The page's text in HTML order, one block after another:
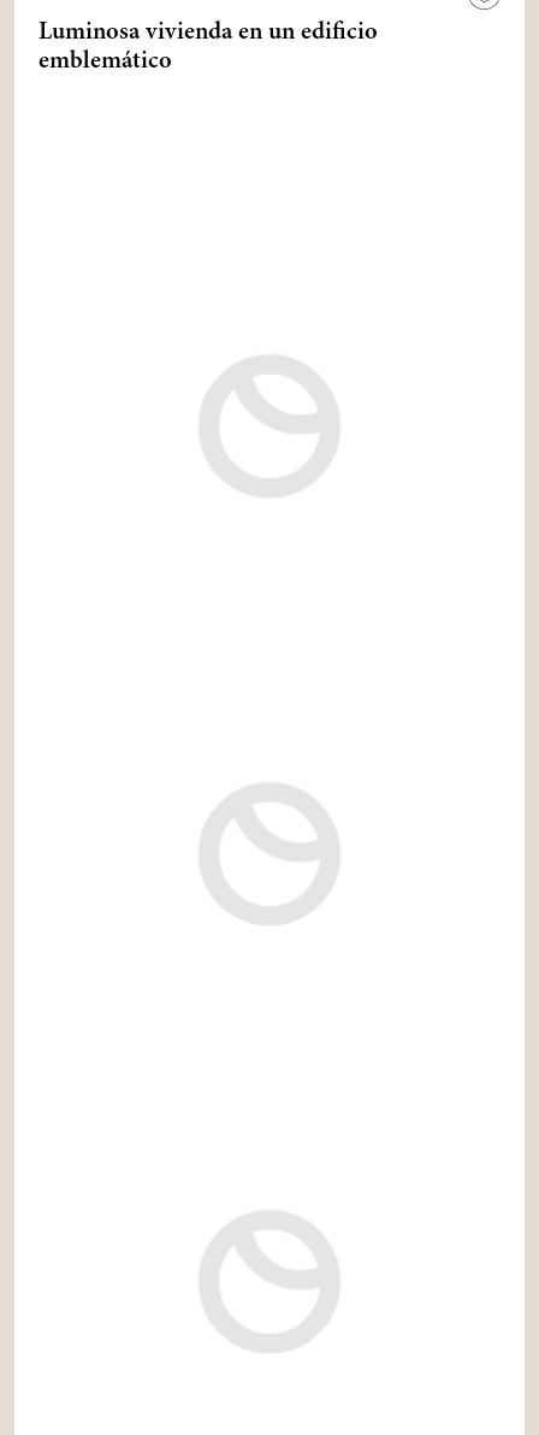
Luminosa vivienda en un edificio
emblemático